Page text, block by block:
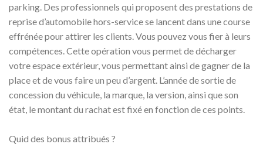
parking. Des professionnels qui proposent des prestations de
reprise d’automobile hors-service se lancent dans une course
effrénée pour attirer les clients. Vous pouvez vous fier à leurs
compétences. Cette opération vous permet de décharger
votre espace extérieur, vous permettant ainsi de gagner de la
place et de vous faire un peu d’argent. L’année de sortie de
concession du véhicule, la marque, la version, ainsi que son
état, le montant du rachat est fixé en fonction de ces points.
Quid des bonus attribués ?